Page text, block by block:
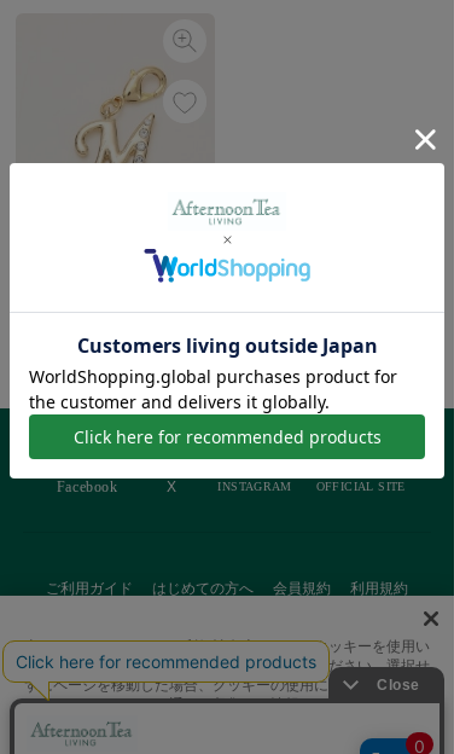
イニシャルチャーム
Afternoon Tea > 商品検索
ご利用ガイド はじめての方へ 会員規約 利用規約
クッキーポリシー
採用情報 FAQ お問い合わせ
当サイトでは、サイトの利便性向上のためにクッキーを使用い
たします。ボタンから同意の可否を選択してください。選択せ
ずにページを移動した場合、クッキーの使用に同意したことに
なります。クッキーを通じて収集する情報には「お客様個人を
特定できる情報」は一切含まれておりません。詳細は
ーポリシー